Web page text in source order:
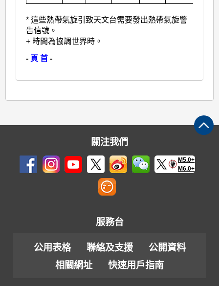
* 這些熱帶氣旋引致天文台需要發出熱帶氣旋警
告信號。
+ 時間為協調世界時。
- 頁 首 -
關注我們
M5.0+
M6.0+
服務台
公用表格 聯絡及支援
公開資料
相關網址
快速用戶指南